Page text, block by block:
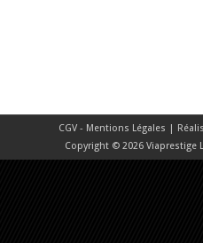
CGV - Mentions Légales |
Copyright © 2026 Viaprestige